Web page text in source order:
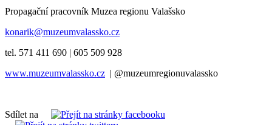
Propagační pracovník Muzea regionu Valašsko
konarik@muzeumvalassko.cz
tel. 571 411 690 | 605 509 928
www.muzeumvalassko.cz | @muzeumregionuvalassko
Sdílet na